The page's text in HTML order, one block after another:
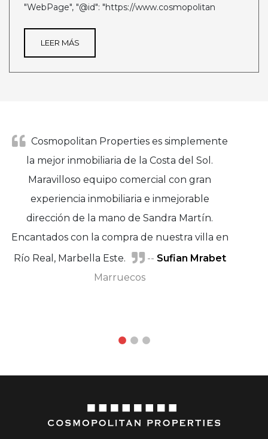
"WebPage", "@id": "https://www.cosmopolitan
LEER MÁS
Cosmopolitan Properties es simplemente
la mejor inmobiliaria de la Costa del Sol.
Maravilloso equipo comercial con gran
experiencia inmobiliaria e inmejorable
dirección de la mano de Sandra Martín.
Encantados con la compra de nuestra villa en
Río Real, Marbella Este.
-- Sufian Mrabet
Marruecos
Marisa Adánez y Javier Moreno